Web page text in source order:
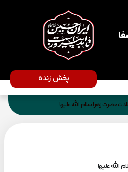
پخش زنده
حضرت زهرا سلام الله علیها
الله علیها